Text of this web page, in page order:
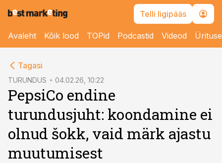
Telli ligipääs
Avaleht Kõik lood TOPid Podcastid Videod
Tagasi
TURUNDUS 04.02.26, 10:22
PepsiCo endine
turundusjuht: koondamine ei
olnud šokk, vaid märk ajastu
muutumisest